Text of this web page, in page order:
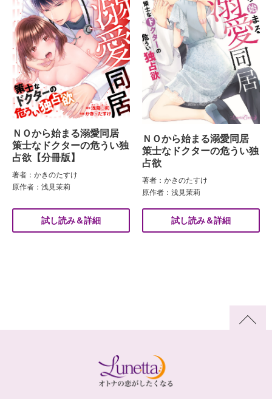
ＮＯから始まる溺愛同居
策士なドクターの危うい独
占欲【分冊版】
著者：かきのたすけ
原作者：浅見茉莉
試し読み＆詳細
ＮＯから始まる溺愛同居
策士なドクターの危うい独
占欲
著者：かきのたすけ
原作者：浅見茉莉
試し読み＆詳細